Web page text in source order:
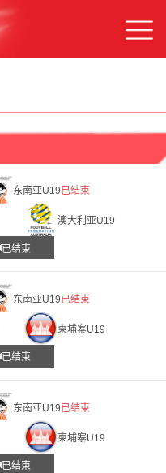
东南亚U19已结束
澳大利亚U19
已结束
东南亚U19已结束
柬埔寨U19
已结束
东南亚U19已结束
柬埔寨U19
已结束